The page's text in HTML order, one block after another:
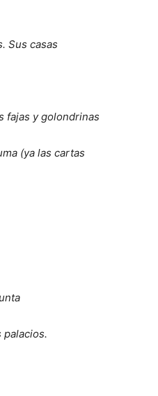
Sus casas
fajas y golondrinas
(ya las cartas
palacios.